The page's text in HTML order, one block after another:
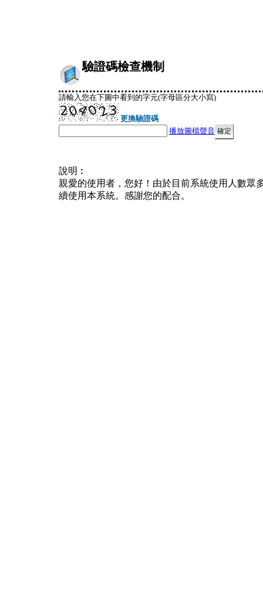
驗證碼檢查機制
請輸入您在下圖中看到的字元(字母區分大小寫)
更換驗證碼
播放圖檔聲音
說明︰
親愛的使用者，您好！由於目前系統使用人數眾
續使用本系統。感謝您的配合。